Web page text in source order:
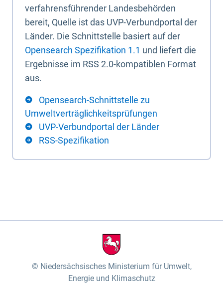
verfahrensführender Landesbehörden
bereit, Quelle ist das UVP-Verbundportal der
Länder. Die Schnittstelle basiert auf der
Opensearch Spezifikation 1.1 und liefert die
Ergebnisse im RSS 2.0-kompatiblen Format
aus.
Opensearch-Schnittstelle zu
Umweltverträglichkeitsprüfungen
UVP-Verbundportal der Länder
RSS-Spezifikation
Niedersächsisches Ministerium für Umwelt,
Energie und Klimaschutz